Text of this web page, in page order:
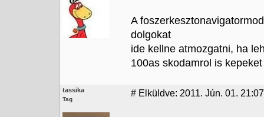
A
dolgokat
ide kellne atmozgatni, ha
100as skodamrol is
tassika
Tag
# Elküldve: 2011. Jún. 01.